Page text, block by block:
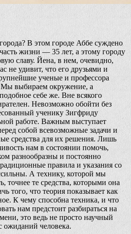
В этом городе Аббе суждено
жизни — 35 лет, а этому городу
славу. Йена, в нем, очевидно,
не удивит, что его друзьями и
ученые и профессора
выбираем окружение, а
себе же. Вне всякого
Невозможно обойти без
ученику Зигфриду
работе. Важным выступает
собой всевозможные задачи и
средства для их решения. Лишь
нам в состоянии помочь,
разнообразны и постоянно
правила и указания со
А технику, которой мы
точнее те средства, которыми она
того, что теория показывает как
К чему способна техника, и что
нам предстоит разбираться на
это ведь не просто научный
ожиданий человека.